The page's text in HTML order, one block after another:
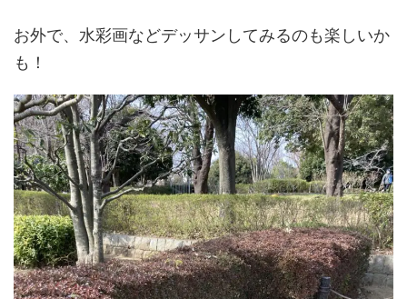
お外で、水彩画などデッサンしてみるのも楽しいか
も！